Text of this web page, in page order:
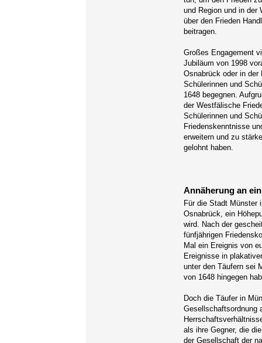
und Region und in
über den Frieden
beitragen.
Großes Engagement
Jubiläum von 1998
Osnabrück oder in der
Schülerinnen und
1648 begegnen.
der Westfälische
Schülerinnen und
Friedenskenntnisse
erweitern und zu
gelohnt haben.
Annäherung an
Für die Stadt Münster
Osnabrück, ein
wird. Nach der
fünfjährigen
Mal ein Ereignis von
Ereignisse in
unter den Täufern sei
von 1648 hingegen
Doch die Täufer in
Gesellschaftsordnung
als ihre Gegner, die
der Gesellschaft der